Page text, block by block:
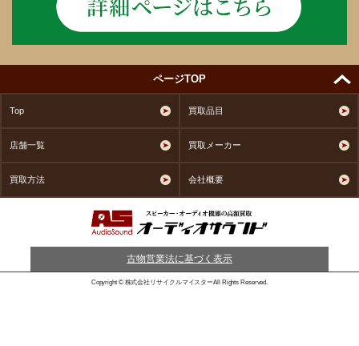
ページTOP
Top 買取品目
店舗一覧 買取メーカー
買取方法 会社概要
古物営業法に基づく表示
Copyright © 株式会社リサイクルマイスターAll Rights Reserved.